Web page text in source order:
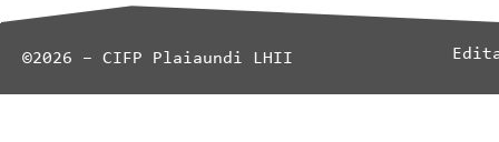
©2026 – CIFP Plaiaundi LHII